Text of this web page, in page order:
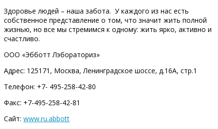
Здоровье людей – наша забота. У каждого из нас есть
собственное представление о том, что значит жить полной
жизнью, но все мы стремимся к одному: жить ярко, активно и
счастливо.
ООО «Эбботт Лэбораториз»
Адрес: 125171, Москва, Ленинградское шоссе, д.16А, стр.1
Телефон: +7- 495-258-42-80
Факс: +7-495-258-42-81
Сайт: www.ru.abbott